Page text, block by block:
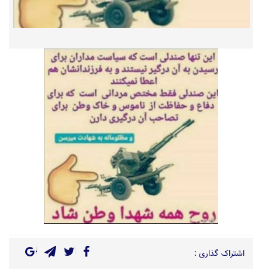
اشتراک گذاری :